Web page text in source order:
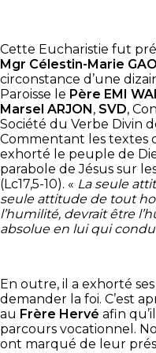
Cette Eucharistie fut
Mgr Célestin-Marie
circonstance d’une
Paroisse le Père EMI
Marsel ARJON , SVD,
Société du Verbe Divin
Commentant les textes
exhorté le peuple de
parabole de Jésus sur
(Lc17,5-10). « La seule
seule attitude de tout
l’humilité, devrait être
absolue en lui qui
En outre, il a exhorté
demander la foi. C’est
au Frère Hervé afin
parcours vocationnel.
ont marqué de leur